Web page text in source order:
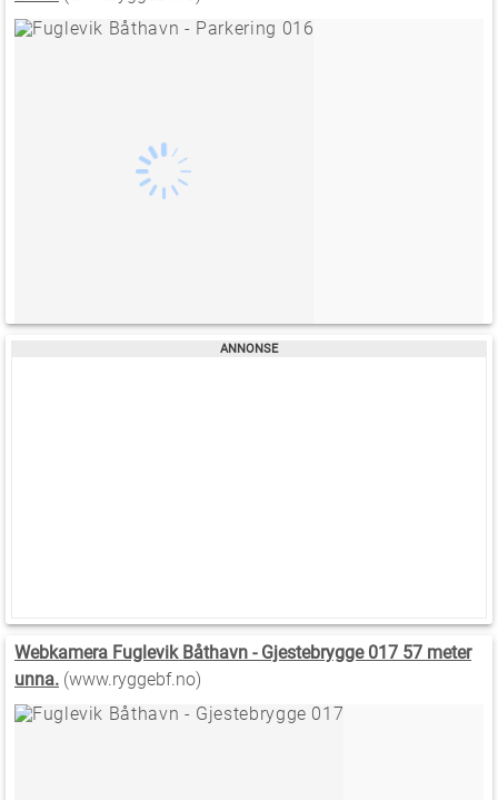
Webkamera Fuglevik Båthavn - Gjestebrygge 017 57 meter
unna. (www.ryggebf.no)